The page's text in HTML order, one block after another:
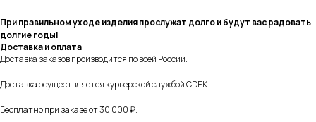
При правильном уходе изделия прослужат долго и будут вас радовать
долгие годы!
Доставка и оплата
Доставка заказов производится по всей России.
Доставка осуществляется курьерской службой CDEK.
Бесплатно при заказе от 30 000 ₽.
СМОТРИТЕ ТАКЖЕ